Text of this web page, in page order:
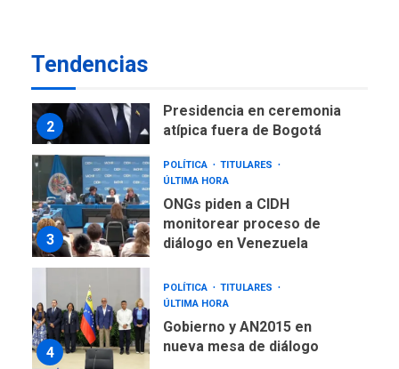
Tendencias
2
Presidencia en ceremonia
atípica fuera de Bogotá
3
POLÍTICA
TITULARES
ÚLTIMA HORA
ONGs piden a CIDH
monitorear proceso de
diálogo en Venezuela
4
POLÍTICA
TITULARES
ÚLTIMA HORA
Gobierno y AN2015 en
nueva mesa de diálogo